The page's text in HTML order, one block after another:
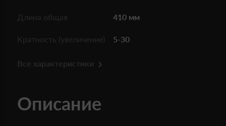
Длина общая 410 мм
Кратность (увеличение) 5-30
Все характеристики
Описание